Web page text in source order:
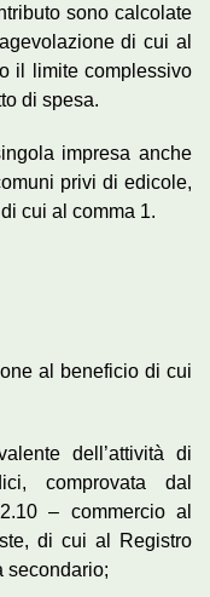
sono calcolate
di cui al
il limite complessivo
di spesa.
impresa anche
privi di edicole,
cui al comma 1.
al beneficio di cui
dell’attività di
comprovata dal
– commercio al
di cui al Registro
secondario;